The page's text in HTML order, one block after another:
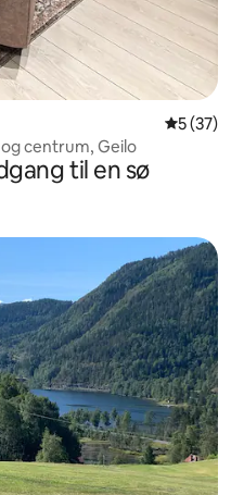
5 ud af 5 i
5 (37)
centrum, Geilo
til en sø